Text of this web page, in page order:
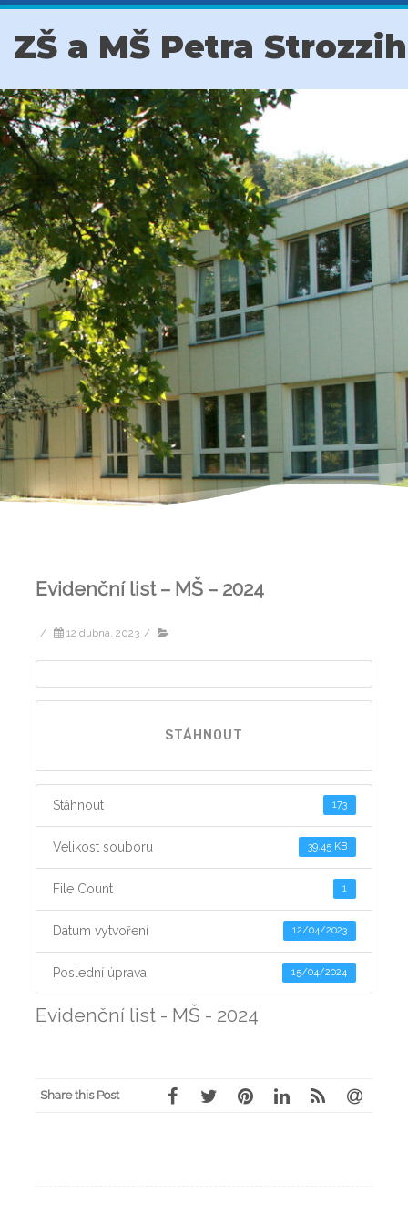
ZŠ a MŠ Petra
Evidenční list – MŠ – 2024
/ 12 dubna, 2023 /
STÁHNOUT
Stáhnout 173
Velikost souboru 39.45 KB
File Count 1
Datum vytvoření 12/04/2023
Poslední úprava 15/04/2024
Evidenční list - MŠ - 2024
Share this Post